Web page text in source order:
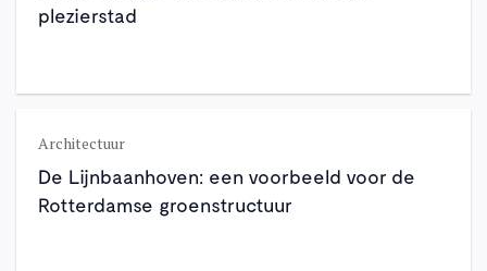
plezierstad
Architectuur
De Lijnbaanhoven: een voorbeeld voor de
Rotterdamse groenstructuur